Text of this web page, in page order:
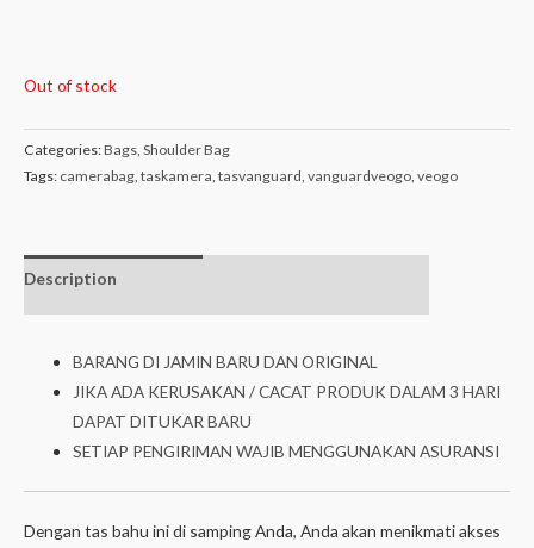
Out of stock
Categories:Bags Shoulder Bag
Tags: camerabag taskamera tasvanguard vanguardveogo veogo
Description
BARANG DI JAMIN BARU DAN ORIGINAL
JIKA ADA KERUSAKAN / CACAT PRODUK DALAM 3 HARI
DAPAT DITUKAR BARU
SETIAP PENGIRIMAN WAJIB MENGGUNAKAN ASURANSI
Dengan tas bahu ini di samping Anda, Anda akan menikmati akses